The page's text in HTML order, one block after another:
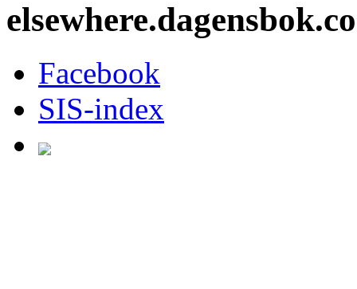
Facebook
SIS-index